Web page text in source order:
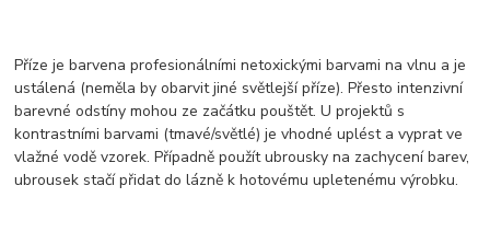
Příze je barvena profesionálními netoxickými barvami na vlnu a je
ustálená (neměla by obarvit jiné světlejší příze). Přesto intenzivní
barevné odstíny mohou ze začátku pouštět. U projektů s
kontrastními barvami (tmavé/světlé) je vhodné uplést a vyprat ve
vlažné vodě vzorek. Případně použít ubrousky na zachycení barev,
ubrousek stačí přidat do lázně k hotovému upletenému výrobku.